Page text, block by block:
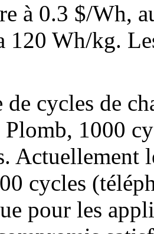
à 0.3 $/Wh,
120 Wh/kg.
cycles de
Plomb, 1000
Actuellement
cycles
pour les